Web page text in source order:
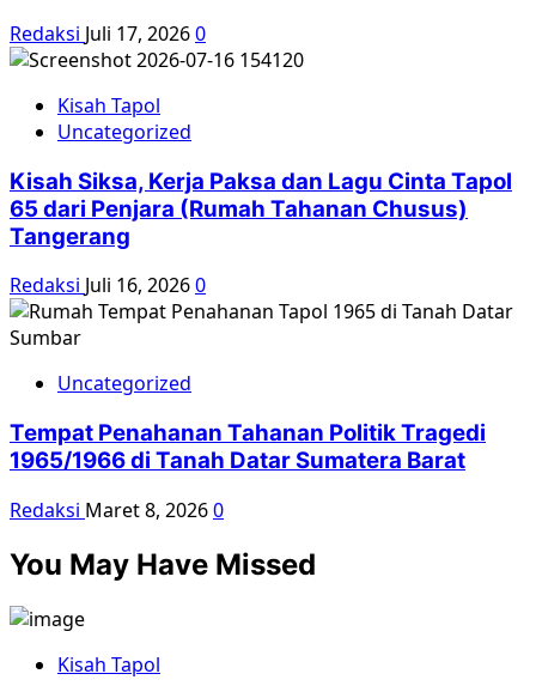
Redaksi Juli 17, 20260
Kisah Tapol
Uncategorized
Kisah Siksa, Kerja Paksa dan Lagu Cinta Tapol
65 dari Penjara (Rumah Tahanan Chusus)
Tangerang
Redaksi Juli 16, 20260
Uncategorized
Tempat Penahanan Tahanan Politik Tragedi
1965/1966 di Tanah Datar Sumatera Barat
Redaksi Maret 8, 20260
You May Have Missed
Kisah Tapol